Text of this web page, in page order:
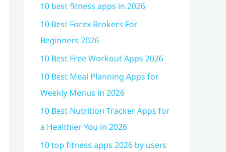
10 best fitness apps in 2026
10 Best Forex Brokers For
Beginners 2026
10 Best Free Workout Apps 2026
10 Best Meal Planning Apps for
Weekly Menus in 2026
10 Best Nutrition Tracker Apps for
a Healthier You in 2026
10 top fitness apps 2026 by users